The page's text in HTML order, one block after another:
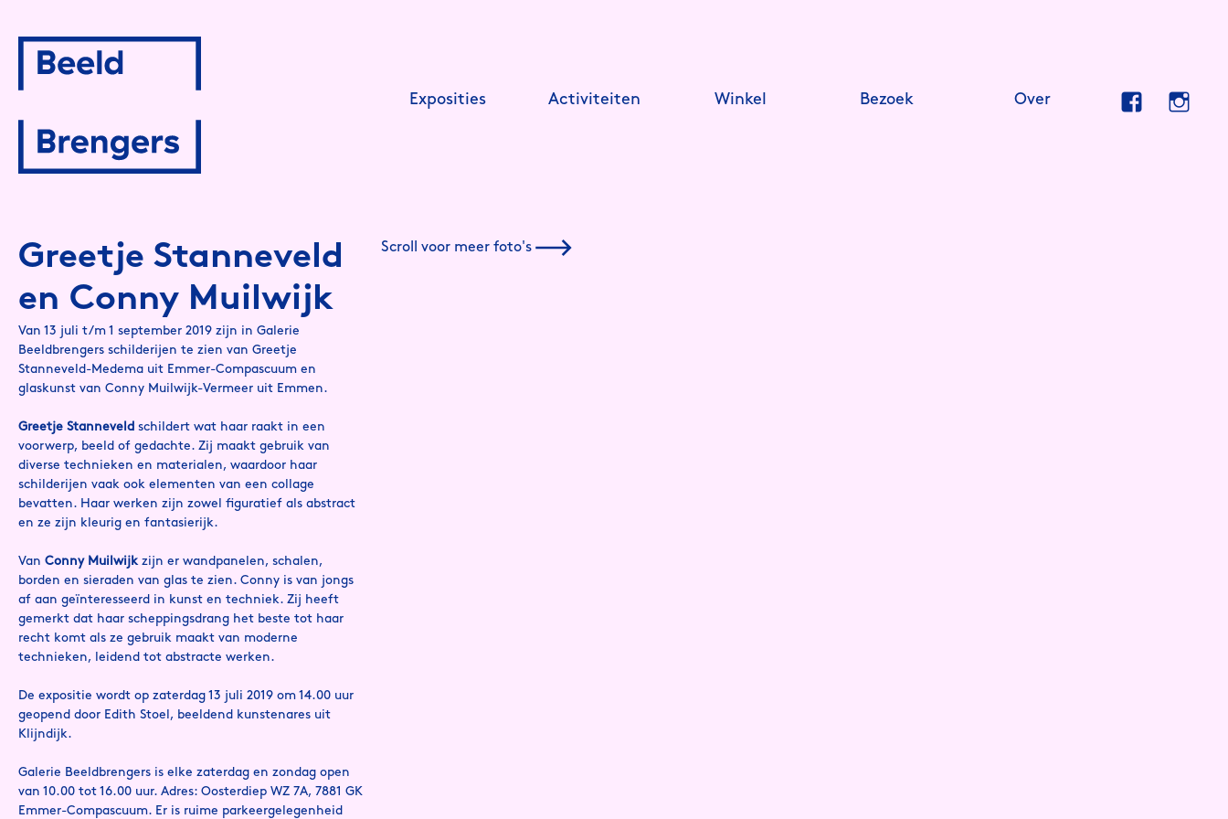
inhoud
Exposities Activiteiten Winkel Bezoek
Over
Greetje Stanneveld
en Conny Muilwijk
Van 13 juli t/m 1 september 2019 zijn in Galerie
Beeldbrengers schilderijen te zien van Greetje
Stanneveld-Medema uit Emmer-Compascuum en
glaskunst van Conny Muilwijk-Vermeer uit Emmen.
Greetje Stanneveld schildert wat haar raakt in een
voorwerp, beeld of gedachte. Zij maakt gebruik van
diverse technieken en materialen, waardoor haar
schilderijen vaak ook elementen van een collage
bevatten. Haar werken zijn zowel figuratief als abstract
en ze zijn kleurig en fantasierijk.
Van Conny Muilwijkzijn er wandpanelen, schalen,
borden en sieraden van glas te zien. Conny is van jongs
af aan geïnteresseerd in kunst en techniek. Zij heeft
gemerkt dat haar scheppingsdrang het beste tot haar
recht komt als ze gebruik maakt van moderne
technieken, leidend tot abstracte werken.
De expositie wordt op zaterdag 13 juli 2019 om 14.00 uur
geopend door Edith Stoel, beeldend kunstenares uit
Klijndijk.
Galerie Beeldbrengers is elke zaterdag en zondag open
van 10.00 tot 16.00 uur. Adres: Oosterdiep WZ 7A, 7881 GK
Emmer-Compascuum. Er is ruime parkeergelegenheid
Scroll voor meer foto's